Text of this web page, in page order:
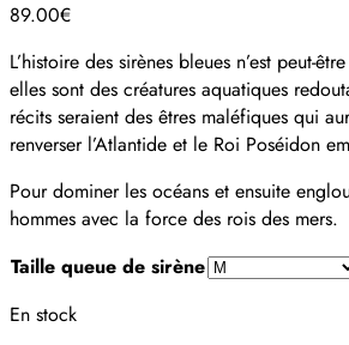
89.00€
L’histoire des sirènes bleues n’est peut-
elles sont des créatures aquatiques
récits seraient des êtres maléfiques qui
renverser l’Atlantide et le Roi Poséidon
Pour dominer les océans et ensuite
hommes avec la force des rois des mers.
Taille queue de sirène
En stock